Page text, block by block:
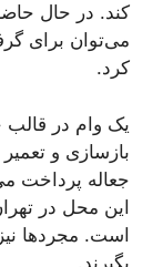
کند. ‌در حال
می‌توان برای
کرد.
یک وام در
بازسازی و
جعاله پرداخت
بگیرند.